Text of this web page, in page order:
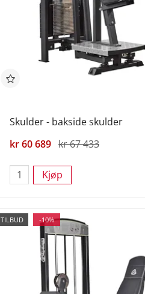
Skulder - bakside skulder
kr 60 689 kr 67 433
Kjøp
TILBUD -10%